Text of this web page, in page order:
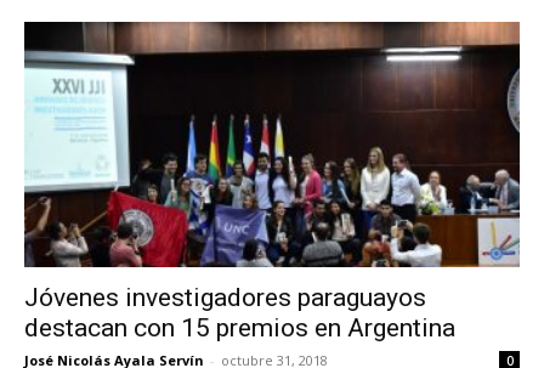
Jóvenes investigadores paraguayos
destacan con 15 premios en Argentina
José Nicolás Ayala Servín - octubre 31, 2018 0